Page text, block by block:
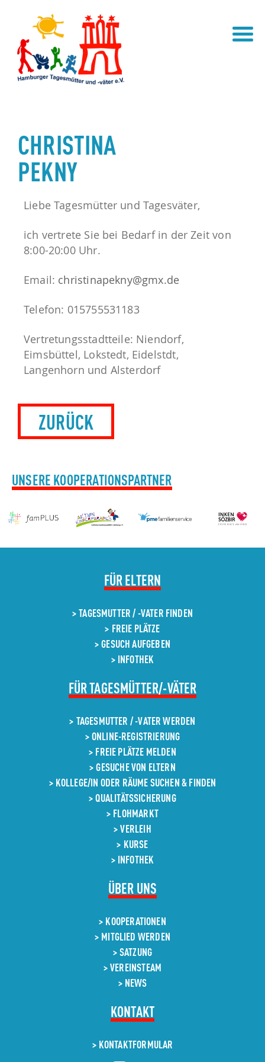
CHRISTINA
PEKNY
Liebe Tagesmütter und Tagesväter,
ich vertrete Sie bei Bedarf in der Zeit von
8:00-20:00 Uhr.
Email: christinapekny@gmx.de
Telefon: 015755531183
Vertretungsstadtteile: Niendorf,
Eimsbüttel, Lokstedt, Eidelstdt,
Langenhorn und Alsterdorf
ZURÜCK
UNSERE KOOPERATIONSPARTNER
FÜR ELTERNÜBERSPRINGEN
TAGESMUTTER / -VATER FINDEN
FREIE PLÄTZE
GESUCH AUFGEBEN
INFOTHEK
FÜR TAGESMÜTTER/-VÄTERÜBERSPRINGEN
TAGESMUTTER / -VATER WERDEN
ONLINE-REGISTRIERUNG
FREIE PLÄTZE MELDEN
GESUCHE VON ELTERN
KOLLEGE/IN ODER RÄUME SUCHEN & FINDEN
QUALITÄTSSICHERUNG
FLOHMARKT
VERLEIH
KURSE
INFOTHEK
ÜBER UNSÜBERSPRINGEN
KOOPERATIONEN
MITGLIED WERDEN
SATZUNG
VEREINSTEAM
NEWS
KONTAKT
KONTAKT­FORMULAR
FÜR ELTERN
TAGESMUTTER / -VATER FINDEN
FREIE PLÄTZE
INFOTHEK
ÜBER UNS
KOOPERATIONEN
MITGLIED WERDEN
VEREINSTEAM
NEWS